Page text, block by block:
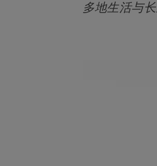
多地生活与